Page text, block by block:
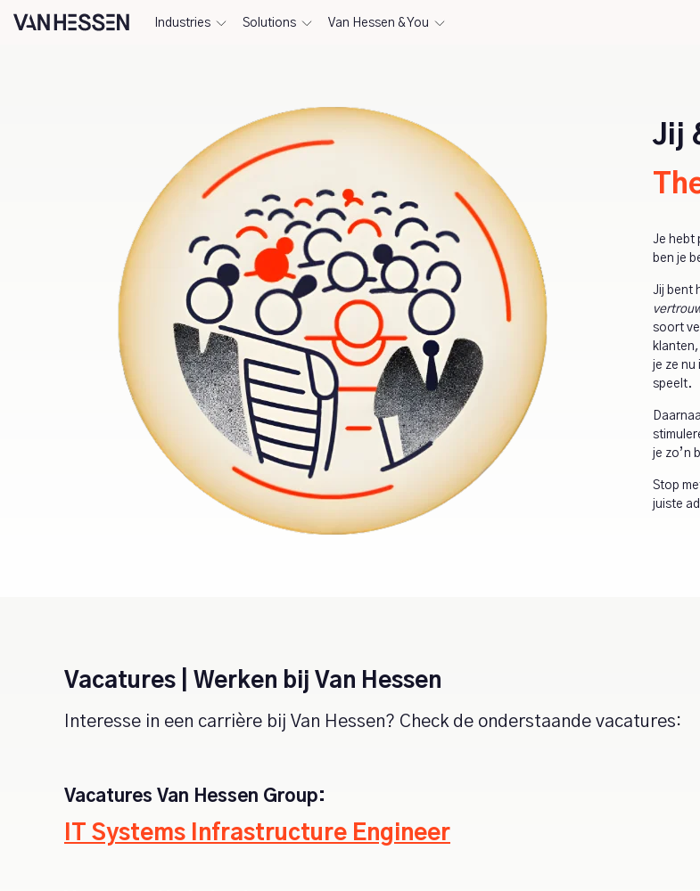
Industries Solutions Van Hessen & You
Jij
Je hebt
ben je
Jij bent
soort
je ze nu
speelt.
je zo’n
Stop
juiste
Vacatures | Werken bij Van Hessen
Interesse in een carrière bij Van Hessen? Check de onderstaande vacatures:
Vacatures Van Hessen Group:
IT Systems Infrastructure Engineer